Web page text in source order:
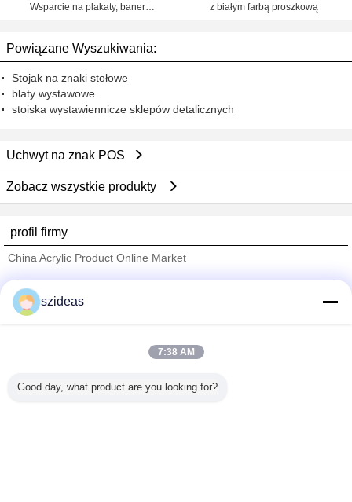
Wsparcie na plakaty, baner
z białym farbą proszkową
Powiązane Wyszukiwania:
Stojak na znaki stołowe
blaty wystawowe
stoiska wystawiennicze sklepów detalicznych
Uchwyt na znak POS
Zobacz wszystkie produkty
profil firmy
China Acrylic Product Online Market
Trust Seal
Wszystkie produkty
szideas
7:38 AM
Good day, what product are you looking for?